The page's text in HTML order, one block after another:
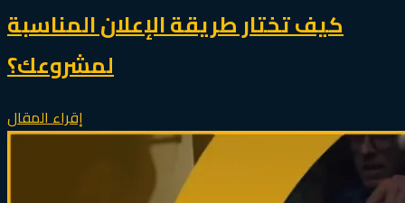
كيف تختار طريقة الإعلان المناسبة
لمشروعك؟
إقراء المقال